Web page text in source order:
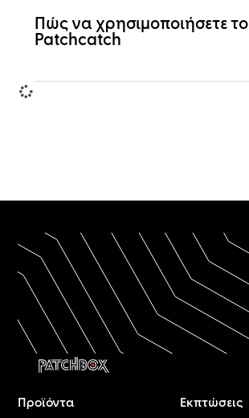
Πώς να χρησιμοποιήσετε το
Patchcatch
Προϊόντα Εκπτώσεις